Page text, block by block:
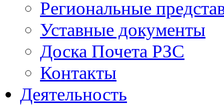
Региональные
Уставные документы
Доска Почета РЗС
Контакты
Деятельность